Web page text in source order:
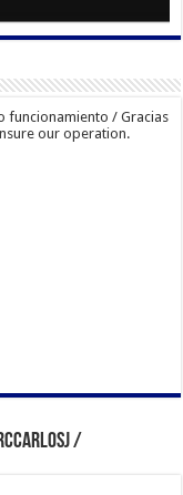
funcionamiento / Gracias
our operation.
/